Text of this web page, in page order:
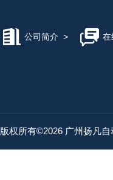
公司简介 > 在
版权所有©2026 广州扬凡